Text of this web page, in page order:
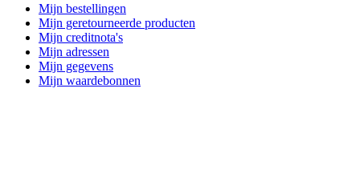
Mijn bestellingen
Mijn geretourneerde producten
Mijn creditnota's
Mijn adressen
Mijn gegevens
Mijn waardebonnen